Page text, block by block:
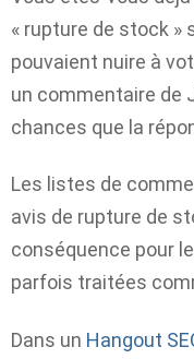
« rupture de stock »
pouvaient nuire à
un commentaire de
chances que la
Les listes de
avis de rupture de
conséquence pour
parfois traitées
Dans un Hangout